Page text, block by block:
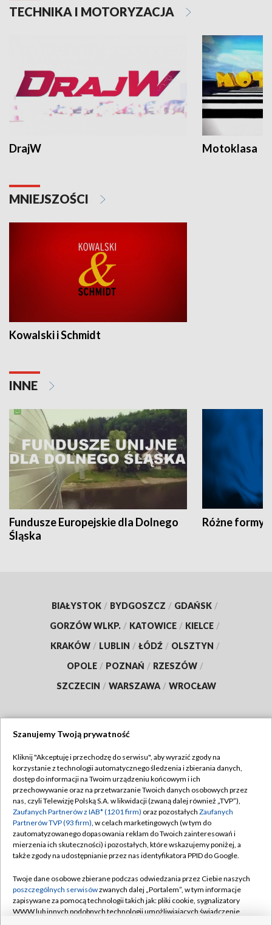
TECHNIKA I MOTORYZACJA
DrajW Motoklasa
MNIEJSZOŚCI
Kowalski i Schmidt
INNE
Fundusze Europejskie dla Dolnego
Śląska
Różne formy
BIAŁYSTOK / BYDGOSZCZ / GDAŃSK /
GORZÓW WLKP. / KATOWICE / KIELCE /
KRAKÓW / LUBLIN / ŁÓDŹ / OLSZTYN /
OPOLE / POZNAŃ / RZESZÓW /
SZCZECIN / WARSZAWA / WROCŁAW
TVP
Abonament TVP
Emisja w TVP
Centrum informacji TVP
Naziemna Telewizja Cyfrowa
Rada Programowa
System NOS
Regulamin TVP
Polityka prywatności
Moje zgody
Pomoc
Kontakt
Szanujemy Twoją prywatność
Kliknij "Akceptuję i przechodzę do serwisu", aby wyrazić zgody na
korzystanie z technologii automatycznego śledzenia i zbierania danych,
dostęp do informacji na Twoim urządzeniu końcowym i ich
przechowywanie oraz na przetwarzanie Twoich danych osobowych przez
nas, czyli Telewizję Polską S.A. w likwidacji (zwaną dalej również „TVP”),
Zaufanych Partnerów z IAB* (1201 firm) oraz pozostałych Zaufanych
Partnerów TVP (93 firm), w celach marketingowych (w tym do
zautomatyzowanego dopasowania reklam do Twoich zainteresowań i
mierzenia ich skuteczności) i pozostałych, które wskazujemy poniżej, a
także zgody na udostępnianie przez nas identyfikatora PPID do Google.
Twoje dane osobowe zbierane podczas odwiedzania przez Ciebie naszych
poszczególnych serwisówzwanych dalej „Portalem”, w tym informacje
zapisywane za pomocą technologii takich jak: pliki cookie, sygnalizatory
WWW lub innych podobnych technologii umożliwiających świadczenie